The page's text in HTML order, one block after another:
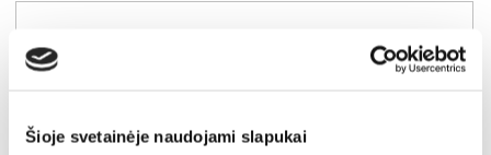
Šioje svetainėje naudojami slapukai